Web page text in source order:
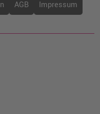
AGB Impressum